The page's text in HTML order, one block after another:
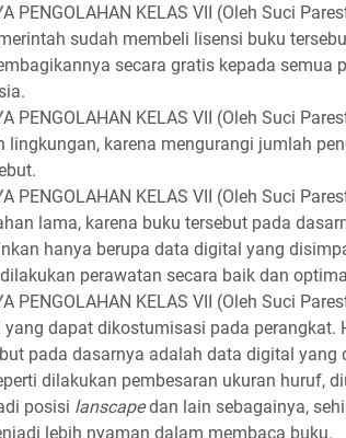
PENGOLAHAN KELAS VII (Oleh Suci
sudah membeli lisensi buku
secara gratis kepada semua
PENGOLAHAN KELAS VII (Oleh Suci
karena mengurangi jumlah
PENGOLAHAN KELAS VII (Oleh Suci
lama, karena buku tersebut pada
hanya berupa data digital yang
perawatan secara baik dan
PENGOLAHAN KELAS VII (Oleh Suci
dapat dikostumisasi pada perangkat.
pada dasarnya adalah data digital yang
dilakukan pembesaran ukuran huruf,
posisi lanscapedan lain sebagainya,
lebih nyaman dalam membaca buku.